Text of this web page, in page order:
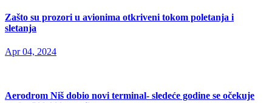
Zašto su prozori u avionima otkriveni tokom poletanja i
sletanja
Apr 04, 2024
Aerodrom Niš dobio novi terminal- sledeće godine se očekuje